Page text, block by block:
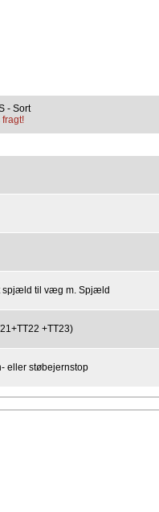
- Sort
fragt!
spjæld til væg m. Spjæld
+TT23)
eller støbejernstop